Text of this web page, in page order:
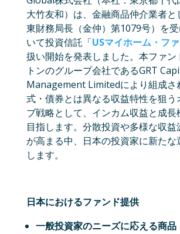
大竹友和）は、金融商品仲介業者と
東財務局長（金仲）第1079号）を
いて投資信託「USマイホーム・フ
扱い開始を発表しました。本ファン
トンのグループ会社であるGRT
Management Limitedにより組成さ
式・債券とは異なる収益特性を狙う
ブ戦略として、インカム収益と成長
目指します。分散投資や多様な収
が高まる中、日本の投資家に新たな
します。
日本におけるファンド提供
一般投資家のニーズに応える商品